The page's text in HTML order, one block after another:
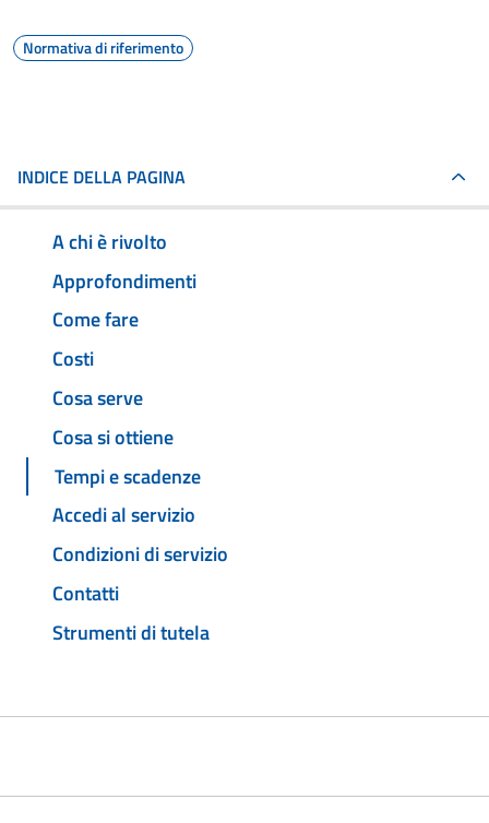
Normativa di riferimento
INDICE DELLA PAGINA
A chi è rivolto
Approfondimenti
Come fare
Costi
Cosa serve
Cosa si ottiene
Tempi e scadenze
Accedi al servizio
Condizioni di servizio
Contatti
Strumenti di tutela